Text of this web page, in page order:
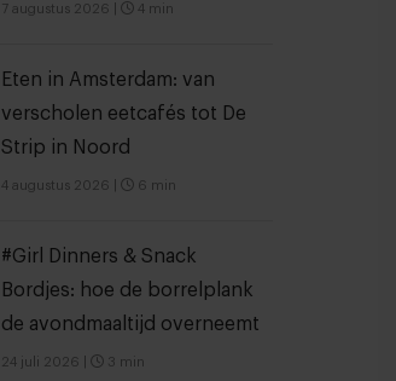
7 augustus 2026 4 min
Eten in Amsterdam: van
verscholen eetcafés tot De
Strip in Noord
4 augustus 2026 6 min
#Girl Dinners & Snack
Bordjes: hoe de borrelplank
de avondmaaltijd overneemt
24 juli 2026 3 min